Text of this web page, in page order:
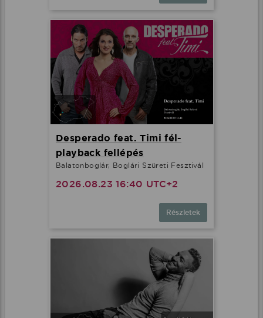
Desperado feat. Timi fél-
playback fellépés
Balatonboglár, Boglári Szüreti Fesztivál
2026.08.23 16:40 UTC+2
Részletek